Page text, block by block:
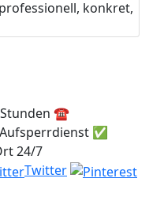
konkret,
Stunden ☎️
✅
24/7
Twitter